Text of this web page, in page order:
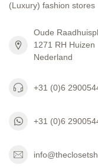
(Luxury) fashion stores
Oude
1271 RH Huizen
Nederland
+31 (0)6
+31 (0)6